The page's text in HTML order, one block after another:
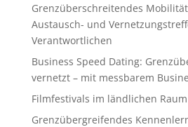
Grenzüberschreitendes
Austausch- und
Verantwortlichen
Business Speed Dating:
vernetzt – mit messbarem
Filmfestivals im ländlichen
Grenzübergreifendes